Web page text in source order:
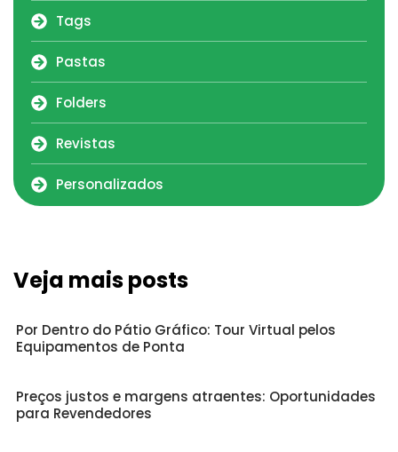
Tags
Pastas
Folders
Revistas
Personalizados
Veja mais posts
Por Dentro do Pátio Gráfico: Tour Virtual pelos
Equipamentos de Ponta
Preços justos e margens atraentes: Oportunidades
para Revendedores